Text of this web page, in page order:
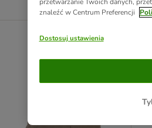
znaleźć w Centrum Preferencji
Dostosuj ustawienia